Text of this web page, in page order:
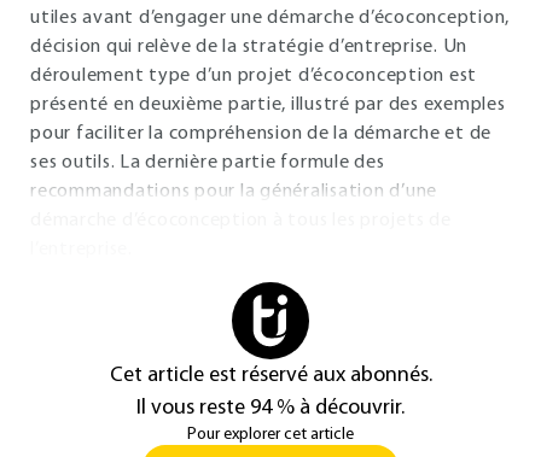
utiles avant d’engager une démarche d’écoconception,
décision qui relève de la stratégie d’entreprise. Un
déroulement type d’un projet d’écoconception est
présenté en deuxième partie, illustré par des exemples
pour faciliter la compréhension de la démarche et de
ses outils. La dernière partie formule des
recommandations pour la généralisation d’une
Cet article est réservé aux abonnés.
Il vous reste 94 % à découvrir.
Pour explorer cet article